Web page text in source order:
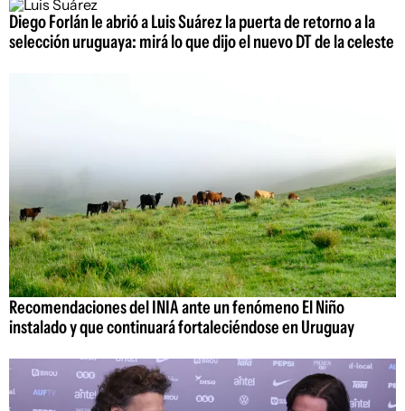
Diego Forlán le abrió a Luis Suárez la puerta de retorno a la
selección uruguaya: mirá lo que dijo el nuevo DT de la celeste
Recomendaciones del INIA ante un fenómeno El Niño
instalado y que continuará fortaleciéndose en Uruguay